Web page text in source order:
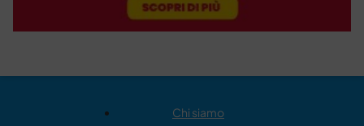
Chi siamo